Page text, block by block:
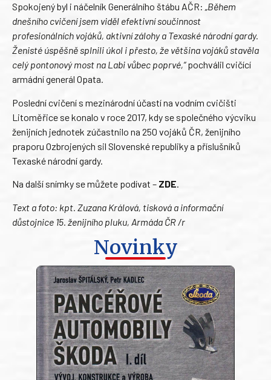
Spokojený byl i náčelník Generálního štábu AČR: „Během
dnešního cvičení jsem viděl efektivní součinnost
profesionálních vojáků, aktivní zálohy a Texaské národní gardy.
Ženisté úspěšně splnili úkol i přesto, že většina vojáků stavěla
celý pontonový most na Labi vůbec poprvé,“pochválil cvičící
armádní generál Opata.
Poslední cvičení s mezinárodní účastí na vodním cvičišti
Litoměřice se konalo v roce 2017, kdy se společného výcviku
ženijních jednotek zúčastnilo na 250 vojáků ČR, ženijního
praporu Ozbrojených sil Slovenské republiky a příslušníků
Texaské národní gardy.
Na další snímky se můžete podívat – ZDE.
Text a foto: kpt. Zuzana Králová, tisková a informační
důstojnice 15. ženijního pluku, Armáda ČR /r
Novinky